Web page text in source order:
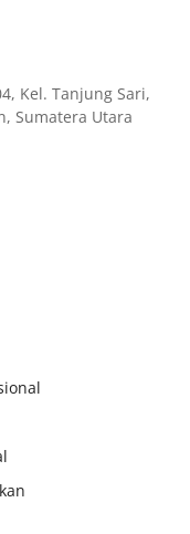
Kel. Tanjung Sari,
Sumatera Utara